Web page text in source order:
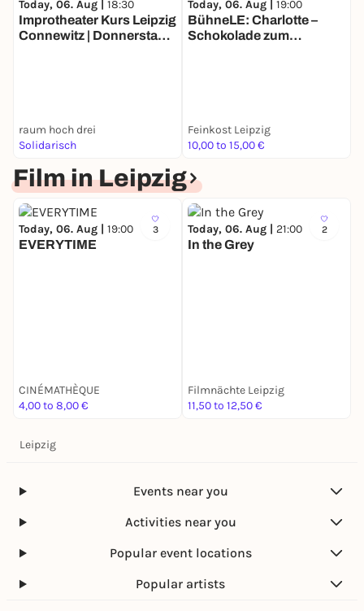
Today, 06. Aug | 18:30
Improtheater Kurs Leipzig
Connewitz | Donnerstags
raum hoch drei
Solidarisch
Today, 06. Aug | 19:00
BühneLE: Charlotte –
Schokolade zum
Feinkost Leipzig
10,00 to 15,00 €
Film in Leipzig
3
Today, 06. Aug | 19:00
EVERYTIME
CINÉMATHÈQUE
4,00 to 8,00 €
2
Today, 06. Aug | 21:00
In the Grey
Filmnächte Leipzig
11,50 to 12,50 €
Leipzig
Events near you
Activities near you
Popular event locations
Popular artists